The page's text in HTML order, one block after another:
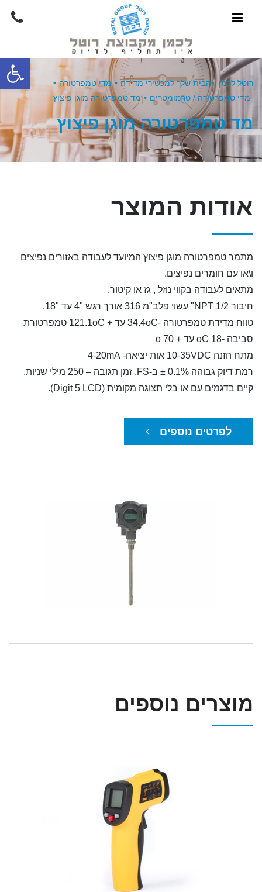
פתח
רוטל לכמן - הבית שלך למכשירי מדידה • מדי טמפרטורה •
מדי טמפרטורה / טרמומטרים • מד טמפרטורה מוגן פיצוץ
מד טמפרטורה מוגן פיצוץ
אודות המוצר
מתמר טמפרטורה מוגן פיצוץ המיועד לעבודה באזורים נפיצים
ו\או עם חומרים נפיצים.
מתאים לעבודה בקווי נוזל , גז או קיטור.
חיבור NPT 1/2" עשוי פלב"מ 316 אורך רגש "4 עד "18.
טווח מדידת טמפרטורה -34.4oC עד + 121.1oC טמפרטורת
סביבה -18 oC עד + 70 o
מתח הזנה 10-35VDC אות יציאה- 4-20mA
רמת דיוק גבוהה 0.1% ± ב-FS. זמן תגובה – 250 מילי שניות.
קיים בדגמים עם או בלי תצוגה מקומית (Digit 5 LCD).
לפרטים נוספים
מוצרים נוספים